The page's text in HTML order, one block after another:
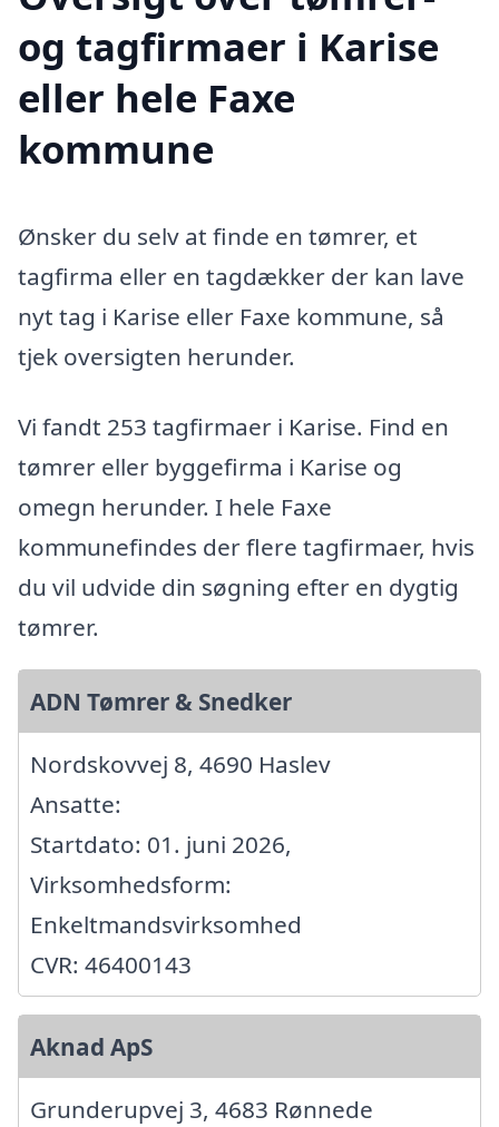
og tagfirmaer i Karise
eller hele Faxe
kommune
Ønsker du selv at finde en tømrer, et
tagfirma eller en tagdækker der kan lave
nyt tag i Karise eller Faxe kommune, så
tjek oversigten herunder.
Vi fandt 253 tagfirmaer i Karise. Find en
tømrer eller byggefirma i Karise og
omegn herunder. I hele Faxe
kommunefindes der flere tagfirmaer, hvis
du vil udvide din søgning efter en dygtig
tømrer.
ADN Tømrer & Snedker
Nordskovvej 8, 4690 Haslev
Ansatte:
Startdato: 01. juni 2026,
Virksomhedsform:
Enkeltmandsvirksomhed
CVR: 46400143
Aknad ApS
Grunderupvej 3, 4683 Rønnede